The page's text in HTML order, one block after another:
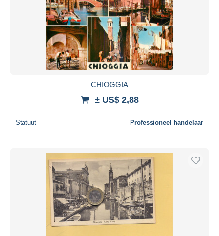
CHIOGGIA
± US$ 2,88
Statuut Professioneel handelaar